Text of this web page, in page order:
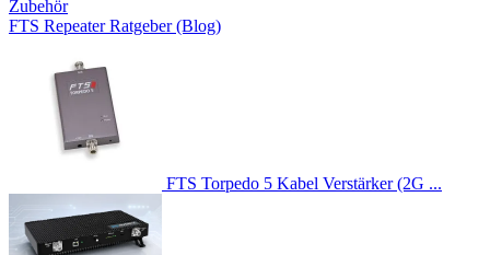
Zubehör
FTS Repeater Ratgeber (Blog)
FTS Torpedo 5 Kabel Verstärker (2G ...